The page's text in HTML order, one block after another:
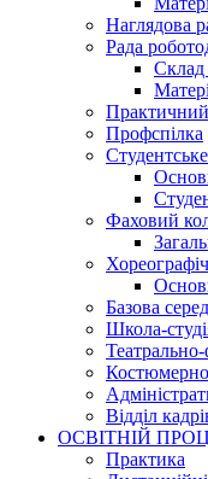
Наглядова
Рада
Склад
Профспілка
Фаховий
Базова
Школа-
Відділ
ОСВІТНІЙ
Практика